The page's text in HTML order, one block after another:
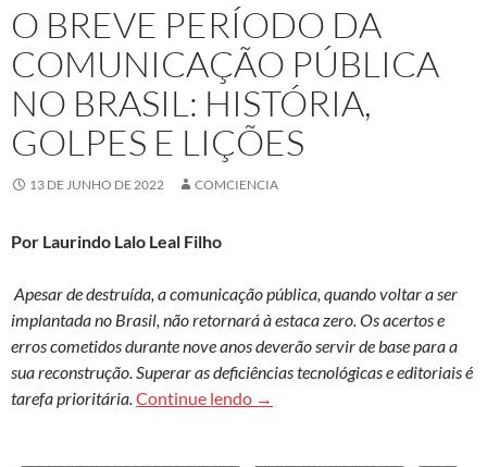
O BREVE PERÍODO DA
COMUNICAÇÃO PÚBLICA
NO BRASIL: HISTÓRIA,
GOLPES E LIÇÕES
13 DE JUNHO DE 2022 COMCIENCIA
Por Laurindo Lalo Leal Filho
Apesar de destruída, a comunicação pública, quando voltar a ser
implantada no Brasil, não retornará à estaca zero. Os acertos e
erros cometidos durante nove anos deverão servir de base para a
sua reconstrução. Superar as deficiências tecnológicas e editoriais é
tarefa prioritária.Continue lendo O breve período da
→